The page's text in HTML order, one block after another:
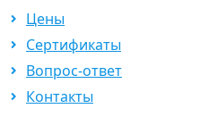
Цены
Сертификаты
Вопрос-ответ
Контакты